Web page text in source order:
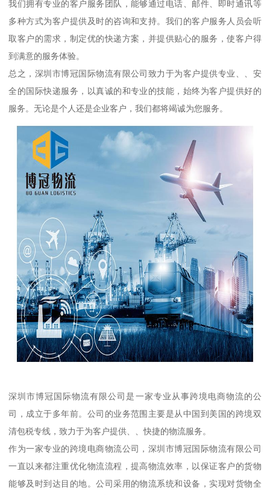
我们拥有专业的客户服务团队，能够通过电话、邮件、即时通讯等
多种方式为客户提供及时的咨询和支持。我们的客户服务人员会听
取客户的需求，制定优的快递方案，并提供贴心的服务，使客户得
到满意的服务体验。
总之，深圳市博冠国际物流有限公司致力于为客户提供专业、、安
全的国际快递服务，以真诚的和专业的技能，始终为客户提供好的
服务。无论是个人还是企业客户，我们都将竭诚为您服务。
深圳市博冠国际物流有限公司是一家专业从事跨境电商物流的公
司，成立于多年前。公司的业务范围主要是从中国到美国的跨境双
清包税专线，致力于为客户提供、、快捷的物流服务。
作为一家专业的跨境电商物流公司，深圳市博冠国际物流有限公司
一直以来都注重优化物流流程，提高物流效率，以保证客户的货物
能够及时到达目的地。公司采用的物流系统和设备，实现对货物全